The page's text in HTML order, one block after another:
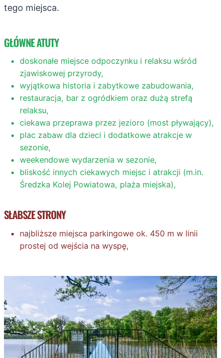
tego miejsca.
GŁÓWNE ATUTY
doskonałe miejsce odpoczynku i relaksu wśród
zjawiskowej przyrody,
wyjątkowa historia i zabytkowe zabudowania,
restauracja, bar z ogródkiem oraz dużą strefą
relaksu,
ciekawa przeprawa przez jezioro (most pływający),
plac zabaw dla dzieci i dodatkowe atrakcje w
sezonie,
weekendowe wydarzenia w sezonie,
bliskość innych ciekawych miejsc i atrakcji (m.in.
Średzka Kolej Powiatowa, plaża miejska),
SŁABSZE STRONY
najbliższe miejsca parkingowe ok. 450 m w linii
prostej od wejścia na wyspę,